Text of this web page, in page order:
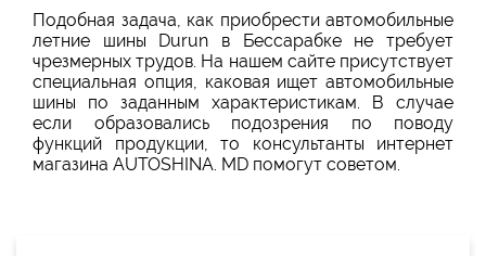
Подобная задача, как приобрести автомобильные
летние шины Durun в Бессарабке не требует
чрезмерных трудов. На нашем сайте присутствует
специальная опция, каковая ищет автомобильные
шины по заданным характеристикам. В случае
если образовались подозрения по поводу
функций продукции, то консультанты интернет
магазина AUTOSHINA. MD помогут советом.